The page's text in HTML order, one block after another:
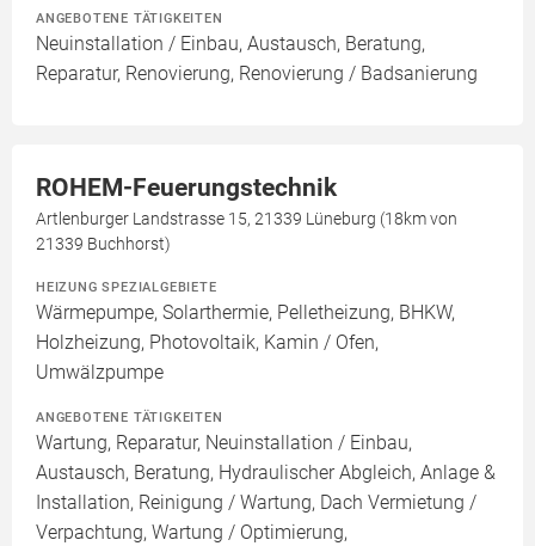
ANGEBOTENE TÄTIGKEITEN
Neuinstallation / Einbau, Austausch, Beratung,
Reparatur, Renovierung, Renovierung / Badsanierung
ROHEM-Feuerungstechnik
Artlenburger Landstrasse 15, 21339 Lüneburg (18km von
21339 Buchhorst)
HEIZUNG SPEZIALGEBIETE
Wärmepumpe, Solarthermie, Pelletheizung, BHKW,
Holzheizung, Photovoltaik, Kamin / Ofen,
Umwälzpumpe
ANGEBOTENE TÄTIGKEITEN
Wartung, Reparatur, Neuinstallation / Einbau,
Austausch, Beratung, Hydraulischer Abgleich, Anlage &
Installation, Reinigung / Wartung, Dach Vermietung /
Verpachtung, Wartung / Optimierung,